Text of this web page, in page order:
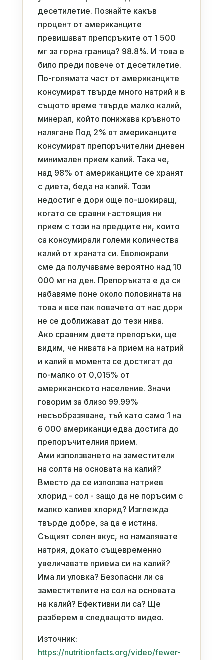
десетилетие. Познайте какъв
процент от американците
превишават препоръките от 1 500
мг за горна граница? 98.8%. И това е
било преди повече от десетилетие.
По-голямата част от американците
консумират твърде много натрий и в
същото време твърде малко калий,
минерал, който понижава кръвното
налягане Под 2% от американците
консумират препоръчителни дневен
минимален прием калий. Така че,
над 98% от американците се хранят
с диета, беда на калий. Този
недостиг е дори още по-шокиращ,
когато се сравни настоящия ни
прием с този на предците ни, които
са консумирали големи количества
калий от храната си. Еволюирали
сме да получаваме вероятно над 10
000 мг на ден. Препоръката е да си
набавяме поне около половината на
това и все пак повечето от нас дори
не се доближават до тези нива.
Ако сравним двете препоръки, ще
видим, че нивата на прием на натрий
и калий в момента се достигат до
по-малко от 0,015% от
американското население. Значи
говорим за близо 99.99%
несъобразяване, тъй като само 1 на
6 000 американци едва достига до
препоръчителния прием.
Ами използването на заместители
на солта на основата на калий?
Вместо да се използва натриев
хлорид - сол - защо да не поръсим с
малко калиев хлорид? Изглежда
твърде добре, за да е истина.
Същият солен вкус, но намалявате
натрия, докато същевременно
увеличавате приема си на калий?
Има ли уловка? Безопасни ли са
заместителите на сол на основата
на калий? Ефективни ли са? Ще
разберем в следващото видео.
Източник:
https://nutritionfacts.org/video/fewer-